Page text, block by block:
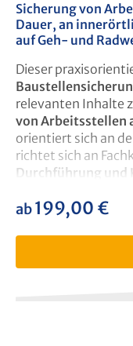
Sicherung von
Dauer, an
auf Geh- und
Dieser
relevanten Inhalte
von Arbeitsstellen
orientiert sich an
richtet sich an
Durchführung und
Inhalte mit
Teilnehmende
regulärer preis:
ab199,00 €